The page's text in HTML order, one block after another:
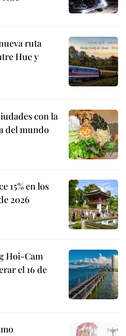
ruta
Hue y
con la
del mundo
15% en los
2026
Hoi-Cam
el 16 de